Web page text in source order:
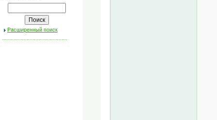
Расширенный поиск